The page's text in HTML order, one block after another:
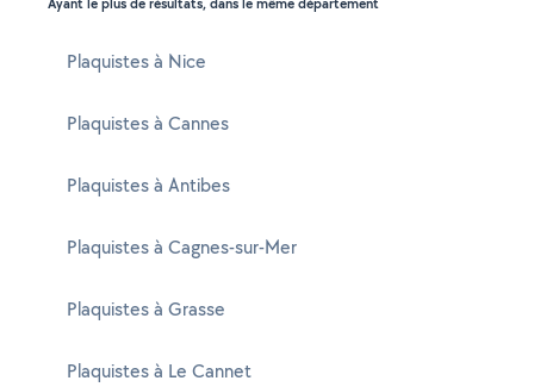
Plaquistes à Nice
Plaquistes à Cannes
Plaquistes à Antibes
Plaquistes à Cagnes-sur-Mer
Plaquistes à Grasse
Plaquistes à Le Cannet